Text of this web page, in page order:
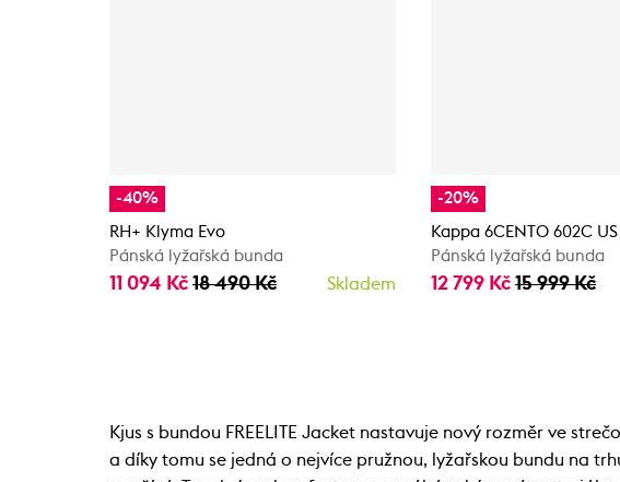
-40%
RH+ Klyma Evo
Pánská lyžařská bunda
11 094 Kč 18 490 Kč Skladem
-20%
Kappa 6CENTO 602C US
Pánská lyžařská bunda
12 799 Kč 15 999 Kč
Kjus s bundou FREELITE Jacket nastavuje nový rozměr ve
a díky tomu se jedná o nejvíce pružnou, lyžařskou bundu na